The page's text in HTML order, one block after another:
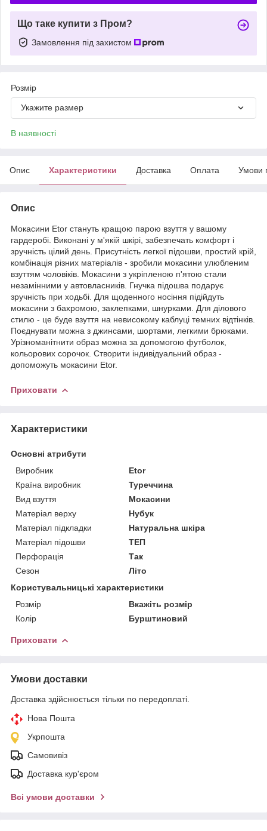
Що таке купити з Пром?
Замовлення під захистом
Розмір
Укажите размер
В наявності
Опис Характеристики Доставка Оплата Умови
Опис
Мокасини Etor стануть кращою парою взуття у вашому
гардеробі. Виконані у м'якій шкірі, забезпечать комфорт і
зручність цілий день. Присутність легкої підошви, простий крій,
комбінація різних матеріалів - зробили мокасини улюбленим
взуттям чоловіків. Мокасини з укріпленою п'ятою стали
незамінними у автовласників. Гнучка підошва подарує
зручність при ходьбі. Для щоденного носіння підійдуть
мокасини з бахромою, заклепками, шнурками. Для ділового
стилю - це буде взуття на невисокому каблуці темних відтінків.
Поєднувати можна з джинсами, шортами, легкими брюками.
Урізноманітнити образ можна за допомогою футболок,
кольорових сорочок. Створити індивідуальний образ -
допоможуть мокасини Etor.
Приховати
Характеристики
Основні атрибути
Виробник
Etor
Країна виробник
Туреччина
Вид взуття
Мокасини
Матеріал верху
Нубук
Матеріал підкладки
Натуральна шкіра
Матеріал підошви
ТЕП
Перфорація
Так
Сезон
Літо
Користувальницькі характеристики
Розмір
Вкажіть розмір
Колір
Бурштиновий
Приховати
Умови доставки
Доставка здійснюється тільки по передоплаті.
Нова Пошта
Укрпошта
Самовивіз
Доставка кур'єром
Всі умови доставки